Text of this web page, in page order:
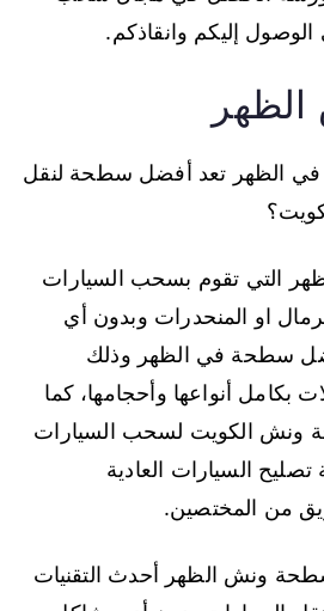
إليكم وانقاذكم.
الظهر تعد أفضل سطحة لنقل
التي تقوم بسحب السيارات
او المنحدرات وبدون أي
سطحة في الظهر وذلك
بكامل أنواعها وأحجامها، كما
ونش الكويت لسحب السيارات
السيارات العادية
من المختصين.
ونش الظهر أحدث التقنيات